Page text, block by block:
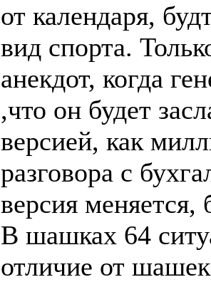
будешь
В шашках 64
отличие от
скромно.
Зато потенциал
более высок.
магазинах почти
сравнения для
играли в 64 в